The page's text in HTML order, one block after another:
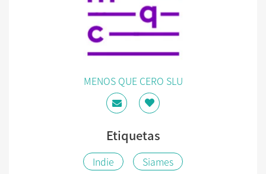
MENOS QUE CERO SLU
Etiquetas
Indie Siames